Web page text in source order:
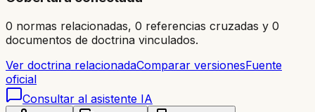
0 normas relacionadas, 0 referencias cruzadas y 0
documentos de doctrina vinculados.
Ver doctrina relacionadaComparar versionesFuente
oficial
Consultar al asistente IA